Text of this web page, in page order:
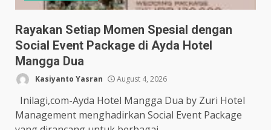
Rayakan Setiap Momen Spesial dengan
Social Event Package di Ayda Hotel
Mangga Dua
Kasiyanto Yasran August 4, 2026
Inilagi,com-Ayda Hotel Mangga Dua by Zuri Hotel
Management menghadirkan Social Event Package